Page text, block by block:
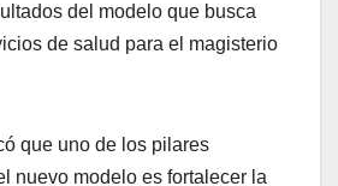
del modelo que busca
de salud para el magisterio
que uno de los pilares
nuevo modelo es fortalecer la